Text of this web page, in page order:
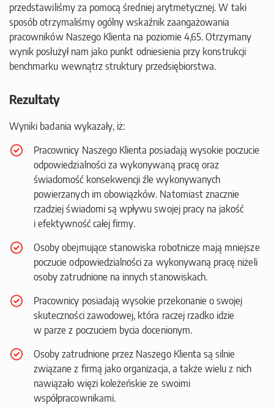
przedstawiliśmy za pomocą średniej arytmetycznej. W taki
sposób otrzymaliśmy ogólny wskaźnik zaangażowania
pracowników Naszego Klienta na poziomie 4,65. Otrzymany
wynik posłużył nam jako punkt odniesienia przy konstrukcji
benchmarku wewnątrz struktury przedsiębiorstwa.
Rezultaty
Wyniki badania wykazały, iż:
Pracownicy Naszego Klienta posiadają wysokie poczucie
odpowiedzialności za wykonywaną pracę oraz
świadomość konsekwencji źle wykonywanych
powierzanych im obowiązków. Natomiast znacznie
rzadziej świadomi są wpływu swojej pracy na jakość
i efektywność całej firmy.
Osoby obejmujące stanowiska robotnicze mają mniejsze
poczucie odpowiedzialności za wykonywaną pracę niżeli
osoby zatrudnione na innych stanowiskach.
Pracownicy posiadają wysokie przekonanie o swojej
skuteczności zawodowej, która raczej rzadko idzie
w parze z poczuciem bycia docenionym.
Osoby zatrudnione przez Naszego Klienta są silnie
związane z firmą jako organizacja, a także wielu z nich
nawiązało więzi koleżeńskie ze swoimi
współpracownikami.